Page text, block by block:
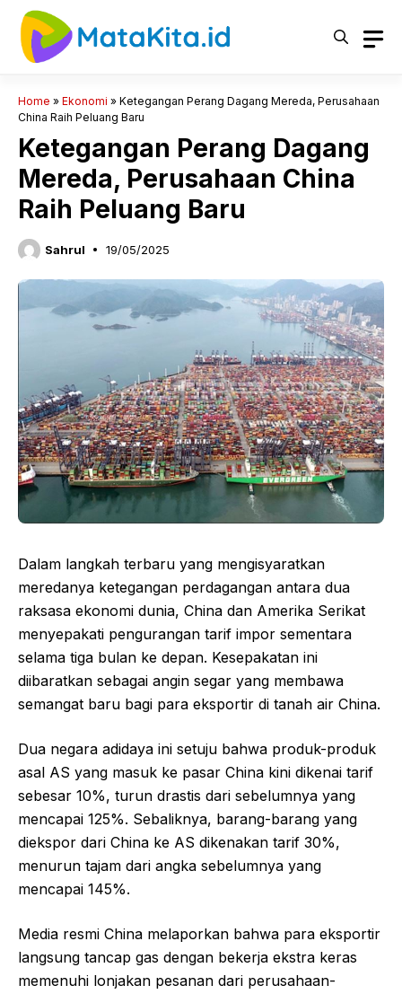
Langsung
Home » Ekonomi » Ketegangan Perang Dagang Mereda, Perusahaan
China Raih Peluang Baru
Ketegangan Perang Dagang
Mereda, Perusahaan China
Raih Peluang Baru
Sahrul 19/05/2025
Dalam langkah terbaru yang mengisyaratkan
meredanya ketegangan perdagangan antara dua
raksasa ekonomi dunia, China dan Amerika Serikat
menyepakati pengurangan tarif impor sementara
selama tiga bulan ke depan. Kesepakatan ini
diibaratkan sebagai angin segar yang membawa
semangat baru bagi para eksportir di tanah air China.
Dua negara adidaya ini setuju bahwa produk-produk
asal AS yang masuk ke pasar China kini dikenai tarif
sebesar 10%, turun drastis dari sebelumnya yang
mencapai 125%. Sebaliknya, barang-barang yang
diekspor dari China ke AS dikenakan tarif 30%,
menurun tajam dari angka sebelumnya yang
mencapai 145%.
Media resmi China melaporkan bahwa para eksportir
langsung tancap gas dengan bekerja ekstra keras
memenuhi lonjakan pesanan dari perusahaan-